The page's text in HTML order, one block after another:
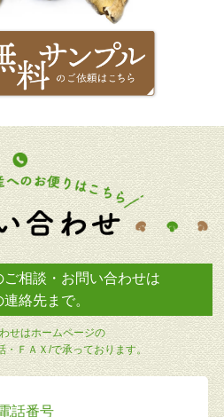
相談・お問い合わせは
絡先まで。
せはホームページの
・ＦＡＸ/で承っております。
話番号